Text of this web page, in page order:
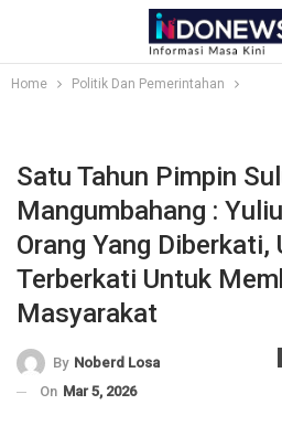
Home Politik Dan Pemerintahan
Satu Tahun Pimpin
Mangumbahang :
Orang Yang
Terberkati Untuk
Masyarakat
By Noberd Losa
On Mar 5, 2026